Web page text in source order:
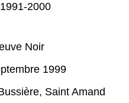
1991-2000
Noir
1999
Saint Amand